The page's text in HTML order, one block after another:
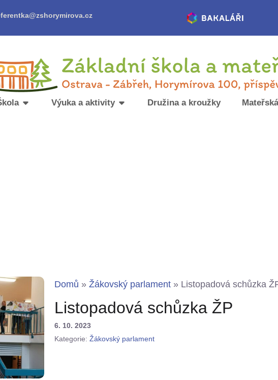
Výuka a aktivity Družina a kroužky
Domů » Žákovský parlament » Listopadová schůzka
Listopadová schůzka ŽP
6. 10. 2023
Kategorie: Žákovský parlament